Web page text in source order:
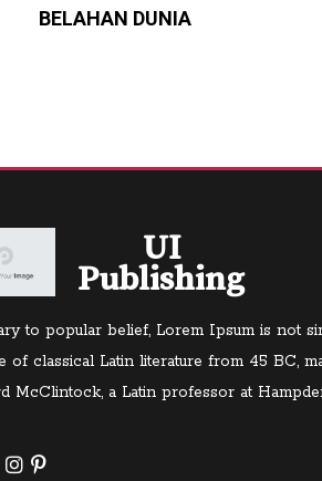
BELAHAN DUNIA
UI
Publishing
to popular belief, Lorem Ipsum is not
of classical Latin literature from 45 BC,
McClintock, a Latin professor at